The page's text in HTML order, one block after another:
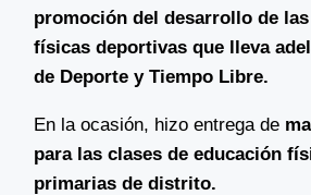
promoción del desarrollo de
físicas deportivas que lleva
de Deporte y Tiempo Libre.
En la ocasión, hizo entrega de
para las clases de educación
primarias de distrito.